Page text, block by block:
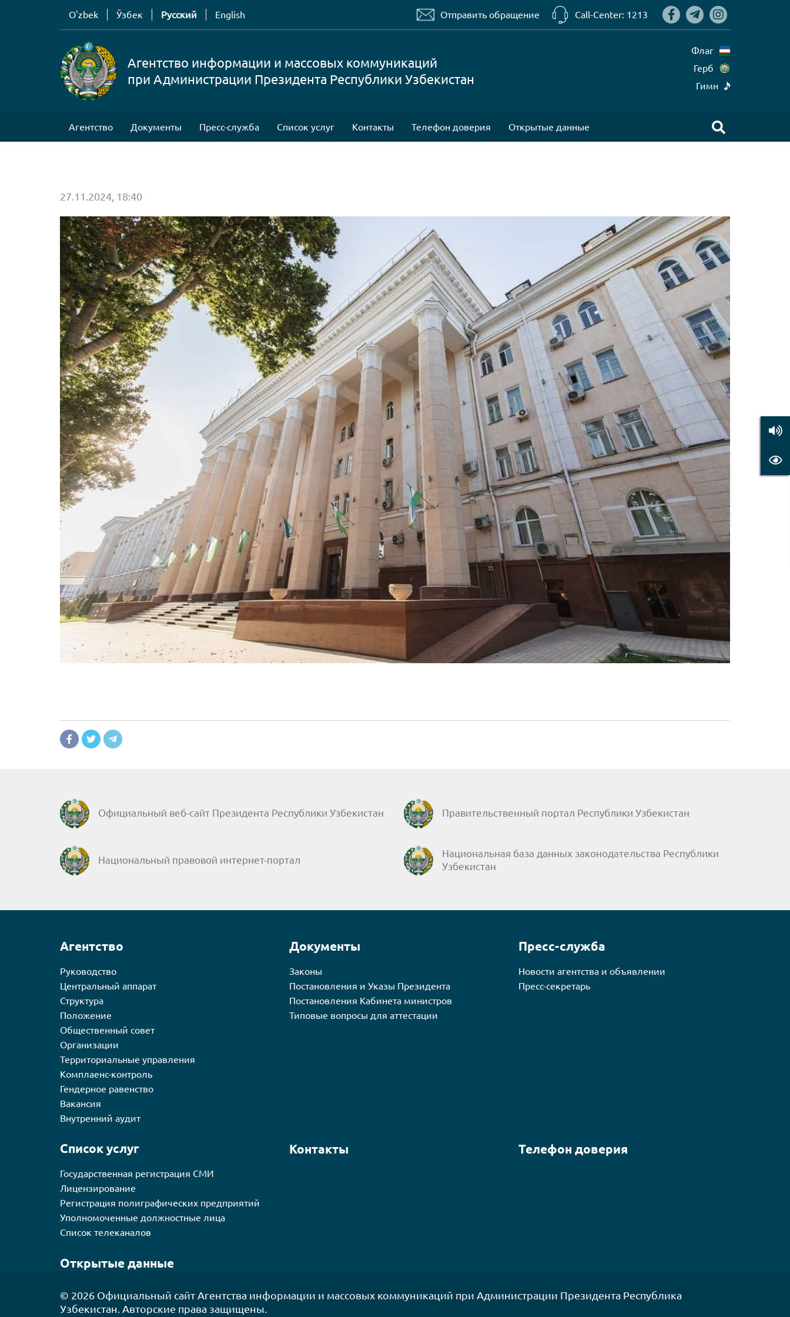
O'zbek Ўзбек Русский English Отправить обращение Call-Center: 1213
Агентство информации и массовых коммуникаций
при Администрации Президента Республики Узбекистан
Флаг
Герб
Гимн
Агентство Документы Пресс-служба Список услуг Контакты Телефон доверия Открытые данные
27.11.2024, 18:40
Официальный веб-сайт Президента Республики Узбекистан Правительственный портал Республики Узбекистан
Национальный правовой интернет-портал
Национальная база данных законодательства Республики
Узбекистан
Агентство
Руководство
Центральный аппарат
Структура
Положение
Общественный совет
Организации
Территориальные управления
Комплаенс-контроль
Гендерное равенство
Вакансия
Внутренний аудит
Документы
Законы
Постановления и Указы Президента
Постановления Кабинета министров
Типовые вопросы для аттестации
Пресс-служба
Новости агентства и объявлении
Пресс-секретарь
Список услуг
Государственная регистрация СМИ
Лицензирование
Регистрация полиграфических предприятий
Уполномоченные должностные лица
Список телеканалов
Контакты Телефон доверия
Открытые данные
© 2026 Официальный сайт Агентства информации и массовых коммуникаций при Администрации Президента Республика
Узбекистан. Авторские права защищены.